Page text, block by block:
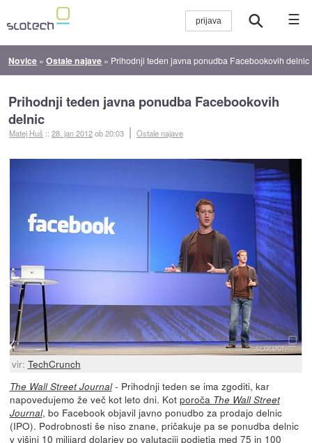
☰
Novice »Ostale najave » Prihodnji teden javna ponudba Facebookovih delnic
Prihodnji teden javna ponudba Facebookovih
delnic
Matej Huš ::28. jan 2012ob 20:03 Ostale najave
vir: TechCrunch
The Wall Street Journal- Prihodnji teden se ima zgoditi, kar
napovedujemo že več kot leto dni. Kot poroča The Wall Street
Journal, bo Facebook objavil javno ponudbo za prodajo delnic
(IPO). Podrobnosti še niso znane, pričakuje pa se ponudba delnic
v višini 10 milijard dolarjev po valutaciji podjetja med 75 in 100